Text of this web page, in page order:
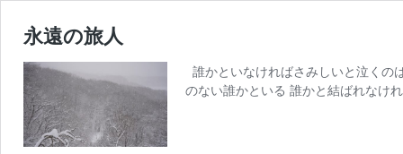
永遠の旅人
誰かといなければさみしいと泣くの
のない誰かといる 誰かと結ばれなけ